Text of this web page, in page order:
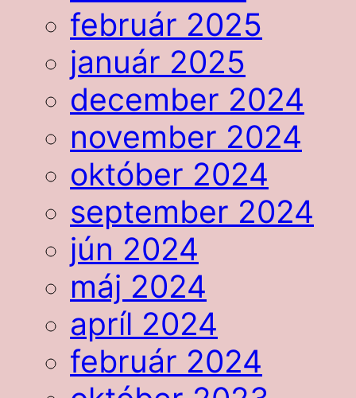
február 2025
január 2025
december 2024
november 2024
október 2024
september 2024
jún 2024
máj 2024
apríl 2024
február 2024